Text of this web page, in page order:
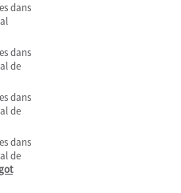
dans
dans
de
dans
de
dans
de